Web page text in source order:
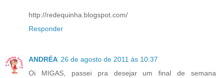
http://redequinha.blogspot.com/
Responder
ANDRÉA 26 de agosto de 2011 às 10:37
Oi MIGAS, passei pra desejar um final de semana